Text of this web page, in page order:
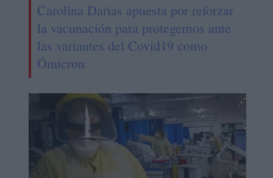
Carolina Darias apuesta por reforzar
la vacunación para protegernos ante
las variantes del Covid19 como
Ómicron